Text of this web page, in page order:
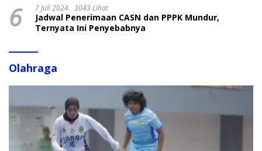
6 7 Juli 2024 3043 Lihat
Jadwal Penerimaan CASN dan PPPK Mundur,
Ternyata Ini Penyebabnya
Olahraga